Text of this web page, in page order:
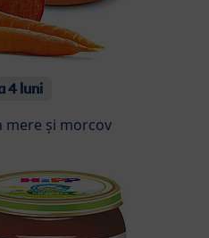
4 luni
mere și morcov